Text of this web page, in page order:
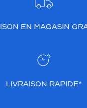
EN MAGASIN
LIVRAISON RAPIDE*